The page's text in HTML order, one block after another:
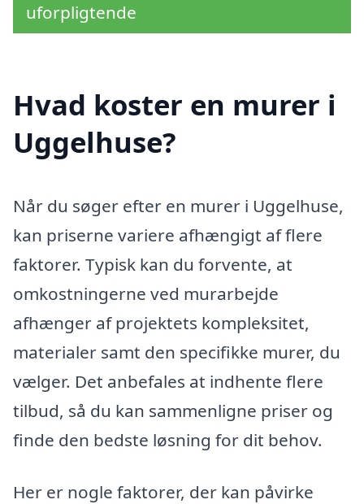
uforpligtende
Hvad koster en murer i
Uggelhuse?
Når du søger efter en murer i Uggelhuse,
kan priserne variere afhængigt af flere
faktorer. Typisk kan du forvente, at
omkostningerne ved murarbejde
afhænger af projektets kompleksitet,
materialer samt den specifikke murer, du
vælger. Det anbefales at indhente flere
tilbud, så du kan sammenligne priser og
finde den bedste løsning for dit behov.
Her er nogle faktorer, der kan påvirke